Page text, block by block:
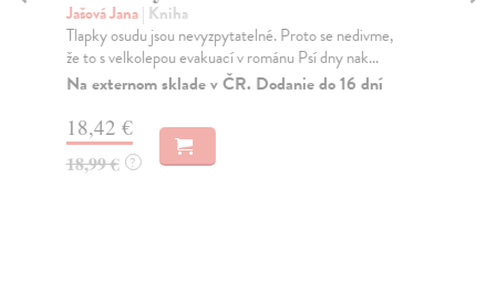
Jašová Jana| Kniha
Tlapky osudu jsou nevyzpytatelné. Proto se nedivme,
že to s velkolepou evakuací v románu Psí dny nak...
Na externom sklade v ČR. Dodanie do 16 dní
18,42 €
18,99 € ?